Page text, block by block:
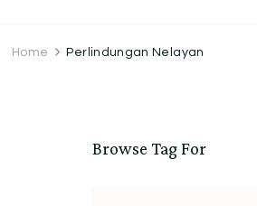
Home Perlindungan Nelayan
Browse Tag For